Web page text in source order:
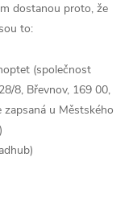
dostanou proto, že
to:
(společnost
8, Břevnov, 169 00,
u Městského